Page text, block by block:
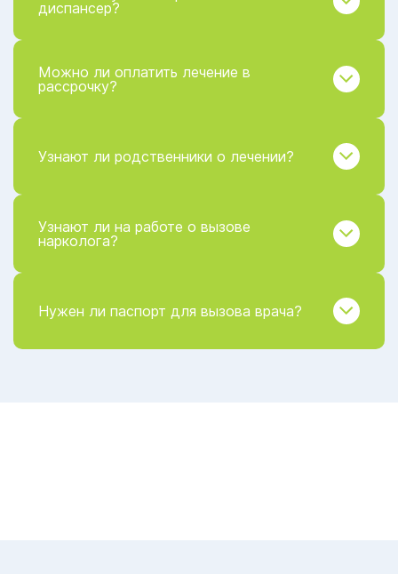
диспансер?
Можно ли оплатить лечение в
рассрочку?
Узнают ли родственники о лечении?
Узнают ли на работе о вызове
нарколога?
Нужен ли паспорт для вызова врача?